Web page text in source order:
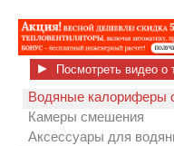
► Посмотреть видео о
Водяные калориферы
Камеры смешения
Аксессуары для